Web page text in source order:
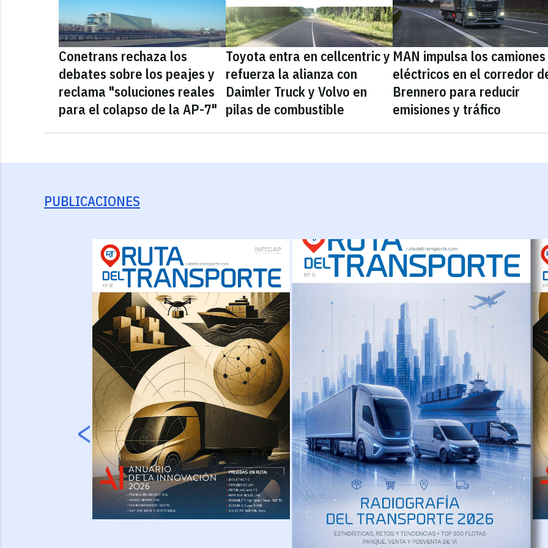
Conetrans rechaza los
debates sobre los peajes y
reclama "soluciones reales
para el colapso de la AP-7"
Toyota entra en cellcentric y
refuerza la alianza con
Daimler Truck y Volvo en
pilas de combustible
MAN impulsa los camiones
eléctricos en el corredor
Brennero para reducir
emisiones y tráfico
PUBLICACIONES